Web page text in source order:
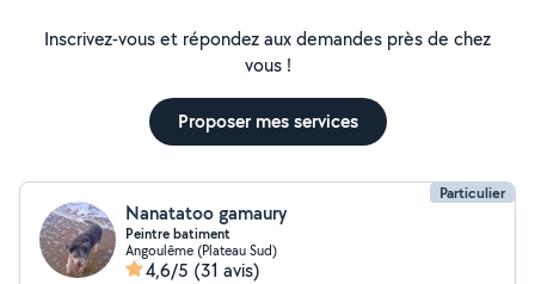
Inscrivez-vous et répondez aux demandes près de chez
vous !
Proposer mes services
Particulier
Nanatatoo gamaury
Peintre batiment
Angoulême (Plateau Sud)
4,6/5 (31 avis)